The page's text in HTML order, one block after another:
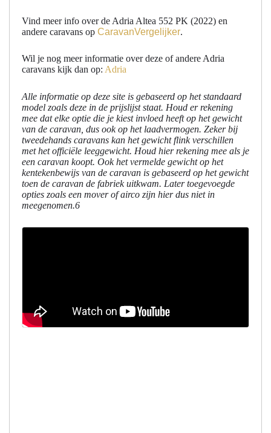
Vind meer info over de Adria Altea 552 PK (2022) en
andere caravans op CaravanVergelijker.
Wil je nog meer informatie over deze of andere Adria
caravans kijk dan op: Adria
Alle informatie op deze site is gebaseerd op het standaard
model zoals deze in de prijslijst staat. Houd er rekening
mee dat elke optie die je kiest invloed heeft op het gewicht
van de caravan, dus ook op het laadvermogen. Zeker bij
tweedehands caravans kan het gewicht flink verschillen
met het officiële leeggewicht. Houd hier rekening mee als je
een caravan koopt. Ook het vermelde gewicht op het
kentekenbewijs van de caravan is gebaseerd op het gewicht
toen de caravan de fabriek uitkwam. Later toegevoegde
opties zoals een mover of airco zijn hier dus niet in
meegenomen.6